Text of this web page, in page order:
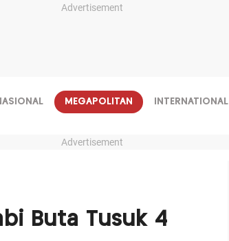
Advertisement
MEGAPOLITAN INTERNATIONAL
Advertisement
Buta Tusuk 4